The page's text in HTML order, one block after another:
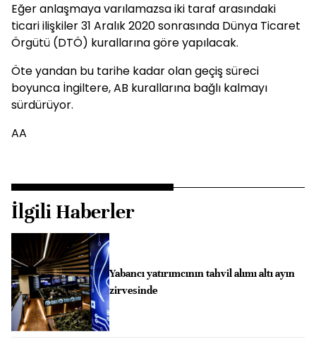
Eğer anlaşmaya varılamazsa iki taraf arasındaki
ticari ilişkiler 31 Aralık 2020 sonrasında Dünya Ticaret
Örgütü (DTÖ) kurallarına göre yapılacak.
Öte yandan bu tarihe kadar olan geçiş süreci
boyunca İngiltere, AB kurallarına bağlı kalmayı
sürdürüyor.
AA
İlgili Haberler
Yabancı yatırımcının tahvil alımı altı ayın
zirvesinde